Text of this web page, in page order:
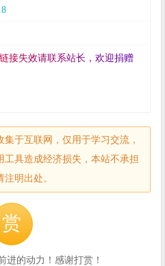
链接失效请联 系站长 ，欢迎捐赠
于互联网，仅用于学习交流，
具造成经济损失，本站不承担
明出处。
赏
进的动力！感谢打赏！